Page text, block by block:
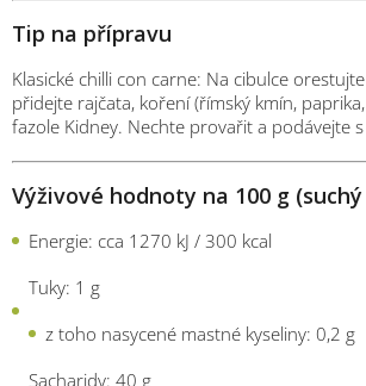
Tip na přípravu
Klasické chilli con carne: Na cibulce orestujte
přidejte rajčata, koření (římský kmín, paprika,
fazole Kidney. Nechte provařit a podávejte s
Výživové hodnoty na 100 g (suchý
Energie: cca 1270 kJ / 300 kcal
Tuky: 1 g
z toho nasycené mastné kyseliny: 0,2 g
Sacharidy: 40 g